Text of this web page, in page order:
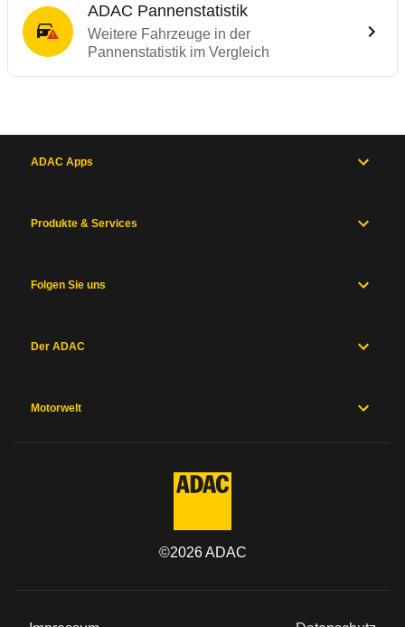
ADAC Pannenstatistik
Weitere Fahrzeuge in der
Pannenstatistik im Vergleich
ADAC Apps
Produkte & Services
Folgen Sie uns
Der ADAC
Motorwelt
©2026ADAC